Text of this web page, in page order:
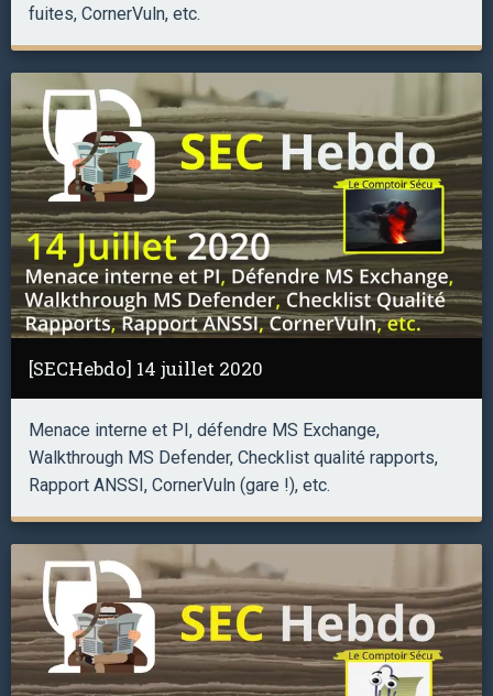
fuites, CornerVuln, etc.
[SECHebdo] 14 juillet 2020
Menace interne et PI, défendre MS Exchange,
Walkthrough MS Defender, Checklist qualité rapports,
Rapport ANSSI, CornerVuln (gare !), etc.